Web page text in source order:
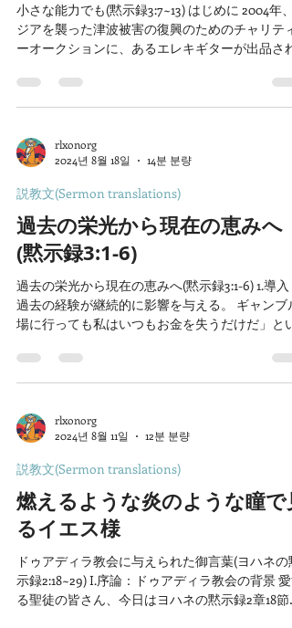
小さな能力でも(黙示録3:7~13) はじめに 2004年、
ジアを襲った津波被害の復興のためのチャリティ
ーオークションに、あるエレキギターが出品され
で約3億円で落札されました。...
rlxonorg
2024년 8월 18일
14분 분량
説教文(Sermon translations)
過去の栄光から現在の恵みへ
(黙示録3:1-6)
過去の栄光から現在の恵みへ(黙示録3:1-6) 1.導入
過去の経験が継続的に影響を与える。 ギャンブル
場に行っても私はいつもお金を失うだけだ」とい
ないでしょう。 しかし、ギャンブルで大きなお金
に一度でも触れた経験がある...
rlxonorg
2024년 8월 11일
12분 분량
説教文(Sermon translations)
燃えるような炎のような瞳で見
るイエス様
ドゥアディラ教会に与えられた御言葉(ヨハネの黙
示録2:18~29) I.序論：ドゥアディラ教会の背景 愛す
る聖徒の皆さん、今日はヨハネの黙示録2章18節